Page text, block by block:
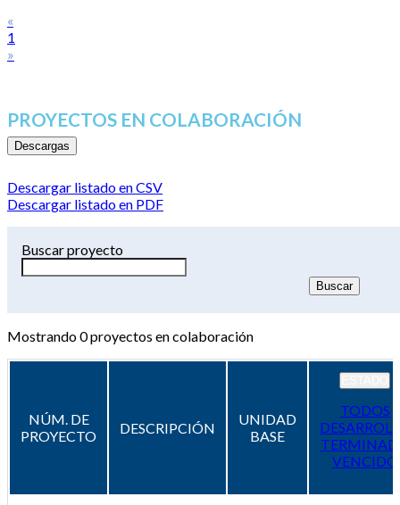
«
1
»
PROYECTOS EN COLABORACIÓN
Descargas
Descargar listado en CSV
Descargar listado en PDF
Buscar proyecto
Mostrando0proyectos en colaboración
NÚM. DE
PROYECTO
DESCRIPCIÓN
UNIDAD
BASE
TODOS
VENCIDO